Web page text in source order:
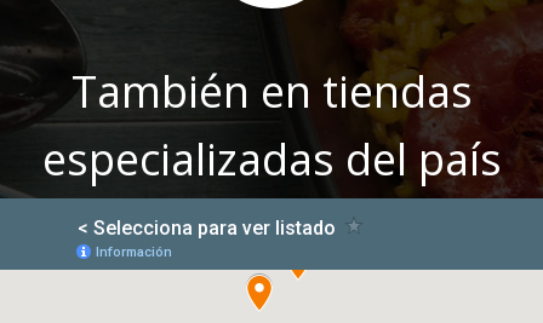
También en tiendas
especializadas del país